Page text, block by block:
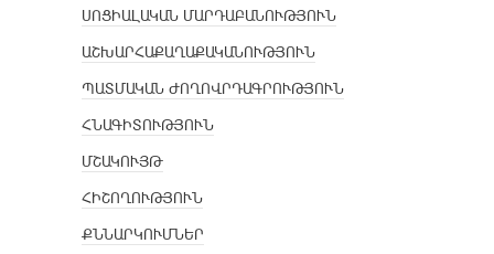
ՍՈՑԻԱԼԱԿԱՆ ՄԱՐԴԱԲԱՆՈՒԹՅՈՒՆ
ԱՇԽԱՐՀԱՔԱՂԱՔԱԿԱՆՈՒԹՅՈՒՆ
ՊԱՏՄԱԿԱՆ ԺՈՂՈՎՐԴԱԳՐՈՒԹՅՈՒՆ
ՀՆԱԳԻՏՈՒԹՅՈՒՆ
ՄՇԱԿՈՒՅԹ
ՀԻՇՈՂՈՒԹՅՈՒՆ
ՔՆՆԱՐԿՈՒՄՆԵՐ